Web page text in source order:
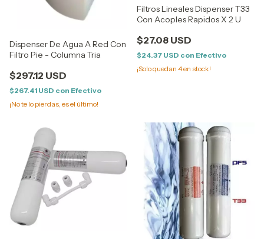
Dispenser De Agua A Red Con
Filtro Pie - Columna Tria
$297.12 USD
$267.41 USD con Efectivo
¡No te lo pierdas, es el último!
Filtros Lineales Dispenser T33
Con Acoples Rapidos X 2 U
$27.08 USD
$24.37 USD con Efectivo
¡Solo quedan 4en stock!